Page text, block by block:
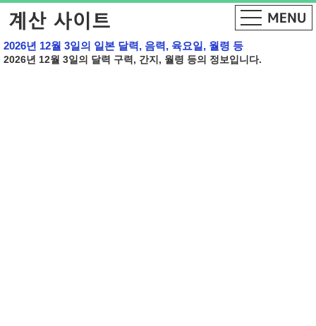
2026년 12월 3일의 일본 달력, 음력, 육요일, 월령 등
2026년 12월 3일의 달력 구력, 간지, 월령 등의 정보입니다.